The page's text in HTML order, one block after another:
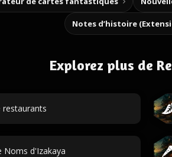
Explorez plus de
restaurants
Noms d'Izakaya